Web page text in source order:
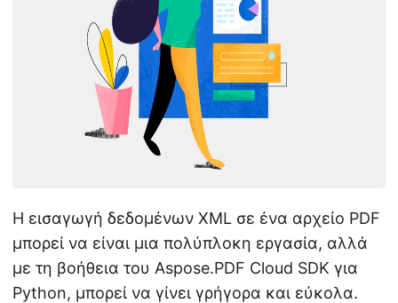
Η εισαγωγή δεδομένων XML σε ένα αρχείο PDF
μπορεί να είναι μια πολύπλοκη εργασία, αλλά
με τη βοήθεια του Aspose.PDF Cloud SDK για
Python, μπορεί να γίνει γρήγορα και εύκολα.